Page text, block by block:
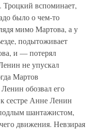
вспоминает,
было о чем-то
мимо Мартова, а у
подытоживает
и — потерял
не упускал
Мартов
обозвал его
сестре Анне Ленин
шантажистом,
движения. Невзирая